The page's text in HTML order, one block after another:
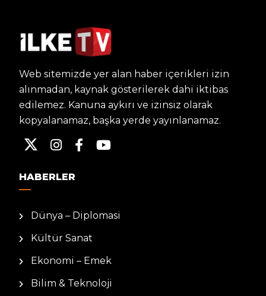
Web sitemizde yer alan haber içerikleri izin
alınmadan, kaynak gösterilerek dahi iktibas
edilemez. Kanuna aykırı ve izinsiz olarak
kopyalanamaz, başka yerde yayınlanamaz.
HABERLER
Dünya – Diplomasi
Kültür Sanat
Ekonomi – Emek
Bilim & Teknoloji